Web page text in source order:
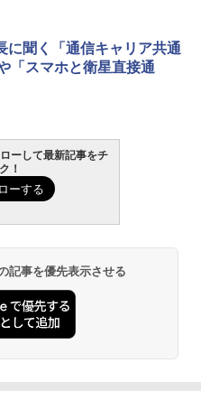
に聞く「通信キャリア共通
「スマホと衛星直接通
ーして最新記事をチ
！
記事を優先表示させる